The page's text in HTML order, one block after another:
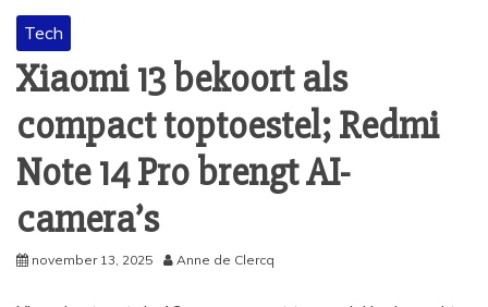
Tech
Xiaomi 13 bekoort als
compact toptoestel; Redmi
Note 14 Pro brengt AI-
camera’s
november 13, 2025 Anne de Clercq